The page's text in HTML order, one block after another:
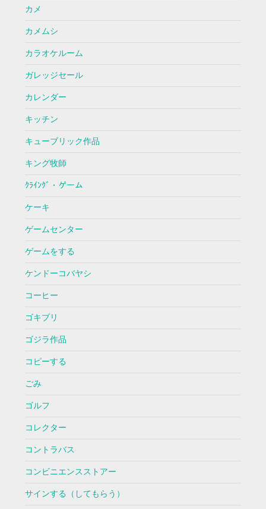
カメ
カメムシ
カラオケルーム
ガレッジセール
カレンダー
キッチン
キューブリック作品
キング牧師
ｸﾗｲﾝｸﾞ・ゲーム
ケーキ
ゲームセンター
ゲームをする
ケンドーコバヤシ
コーヒー
ゴキブリ
ゴジラ作品
コピーする
ごみ
ゴルフ
コレクター
コントラバス
コンビニエンスストアー
サインする（してもらう）